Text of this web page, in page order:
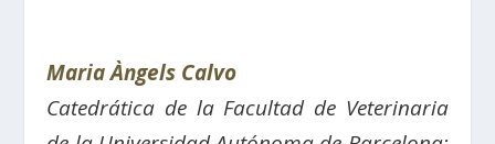
Maria Àngels Calvo
Catedrática de la Facultad de Veterinaria